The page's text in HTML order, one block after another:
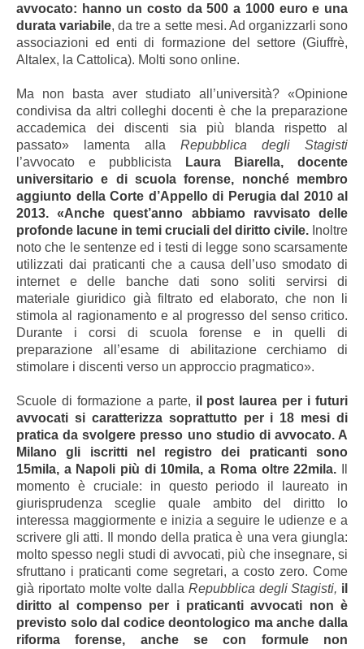
avvocato: hanno un costo da 500 a 1000 euro e una
durata variabile, da tre a sette mesi. Ad organizzarli sono
associazioni ed enti di formazione del settore (Giuffrè,
Altalex, la Cattolica). Molti sono online.
Ma non basta aver studiato all’università? «Opinione
condivisa da altri colleghi docenti è che la preparazione
accademica dei discenti sia più blanda rispetto al
passato» lamenta alla Repubblica degli Stagisti
l’avvocato e pubblicista
Laura Biarella, docente
universitario e di scuola forense, nonché membro
aggiunto della Corte d’Appello di Perugia dal 2010 al
2013. «Anche quest’anno abbiamo ravvisato delle
profonde lacune in temi cruciali del diritto civile. Inoltre
noto che le sentenze ed i testi di legge sono scarsamente
utilizzati dai praticanti che a causa dell’uso smodato di
internet e delle banche dati sono soliti servirsi di
materiale giuridico già filtrato ed elaborato, che non li
stimola al ragionamento e al progresso del senso critico.
Durante i corsi di scuola forense e in quelli di
preparazione all’esame di abilitazione cerchiamo di
stimolare i discenti verso un approccio pragmatico».
Scuole di formazione a parte, il post laurea per i futuri
avvocati si caratterizza soprattutto per i 18 mesi di
pratica da svolgere presso uno studio di avvocato. A
Milano gli iscritti nel registro dei praticanti sono
15mila, a Napoli più di 10mila, a Roma oltre 22mila.
momento è cruciale: in questo periodo il laureato in
giurisprudenza sceglie quale ambito del diritto lo
interessa maggiormente e inizia a seguire le udienze e a
scrivere gli atti. Il mondo della pratica è una vera giungla:
molto spesso negli studi di avvocati, più che insegnare, si
sfruttano i praticanti come segretari, a costo zero. Come
già riportato molte volte dalla Repubblica degli Stagisti, il
diritto al compenso per i praticanti avvocati non è
previsto solo dal codice deontologico ma anche dalla
riforma forense, anche se con formule non